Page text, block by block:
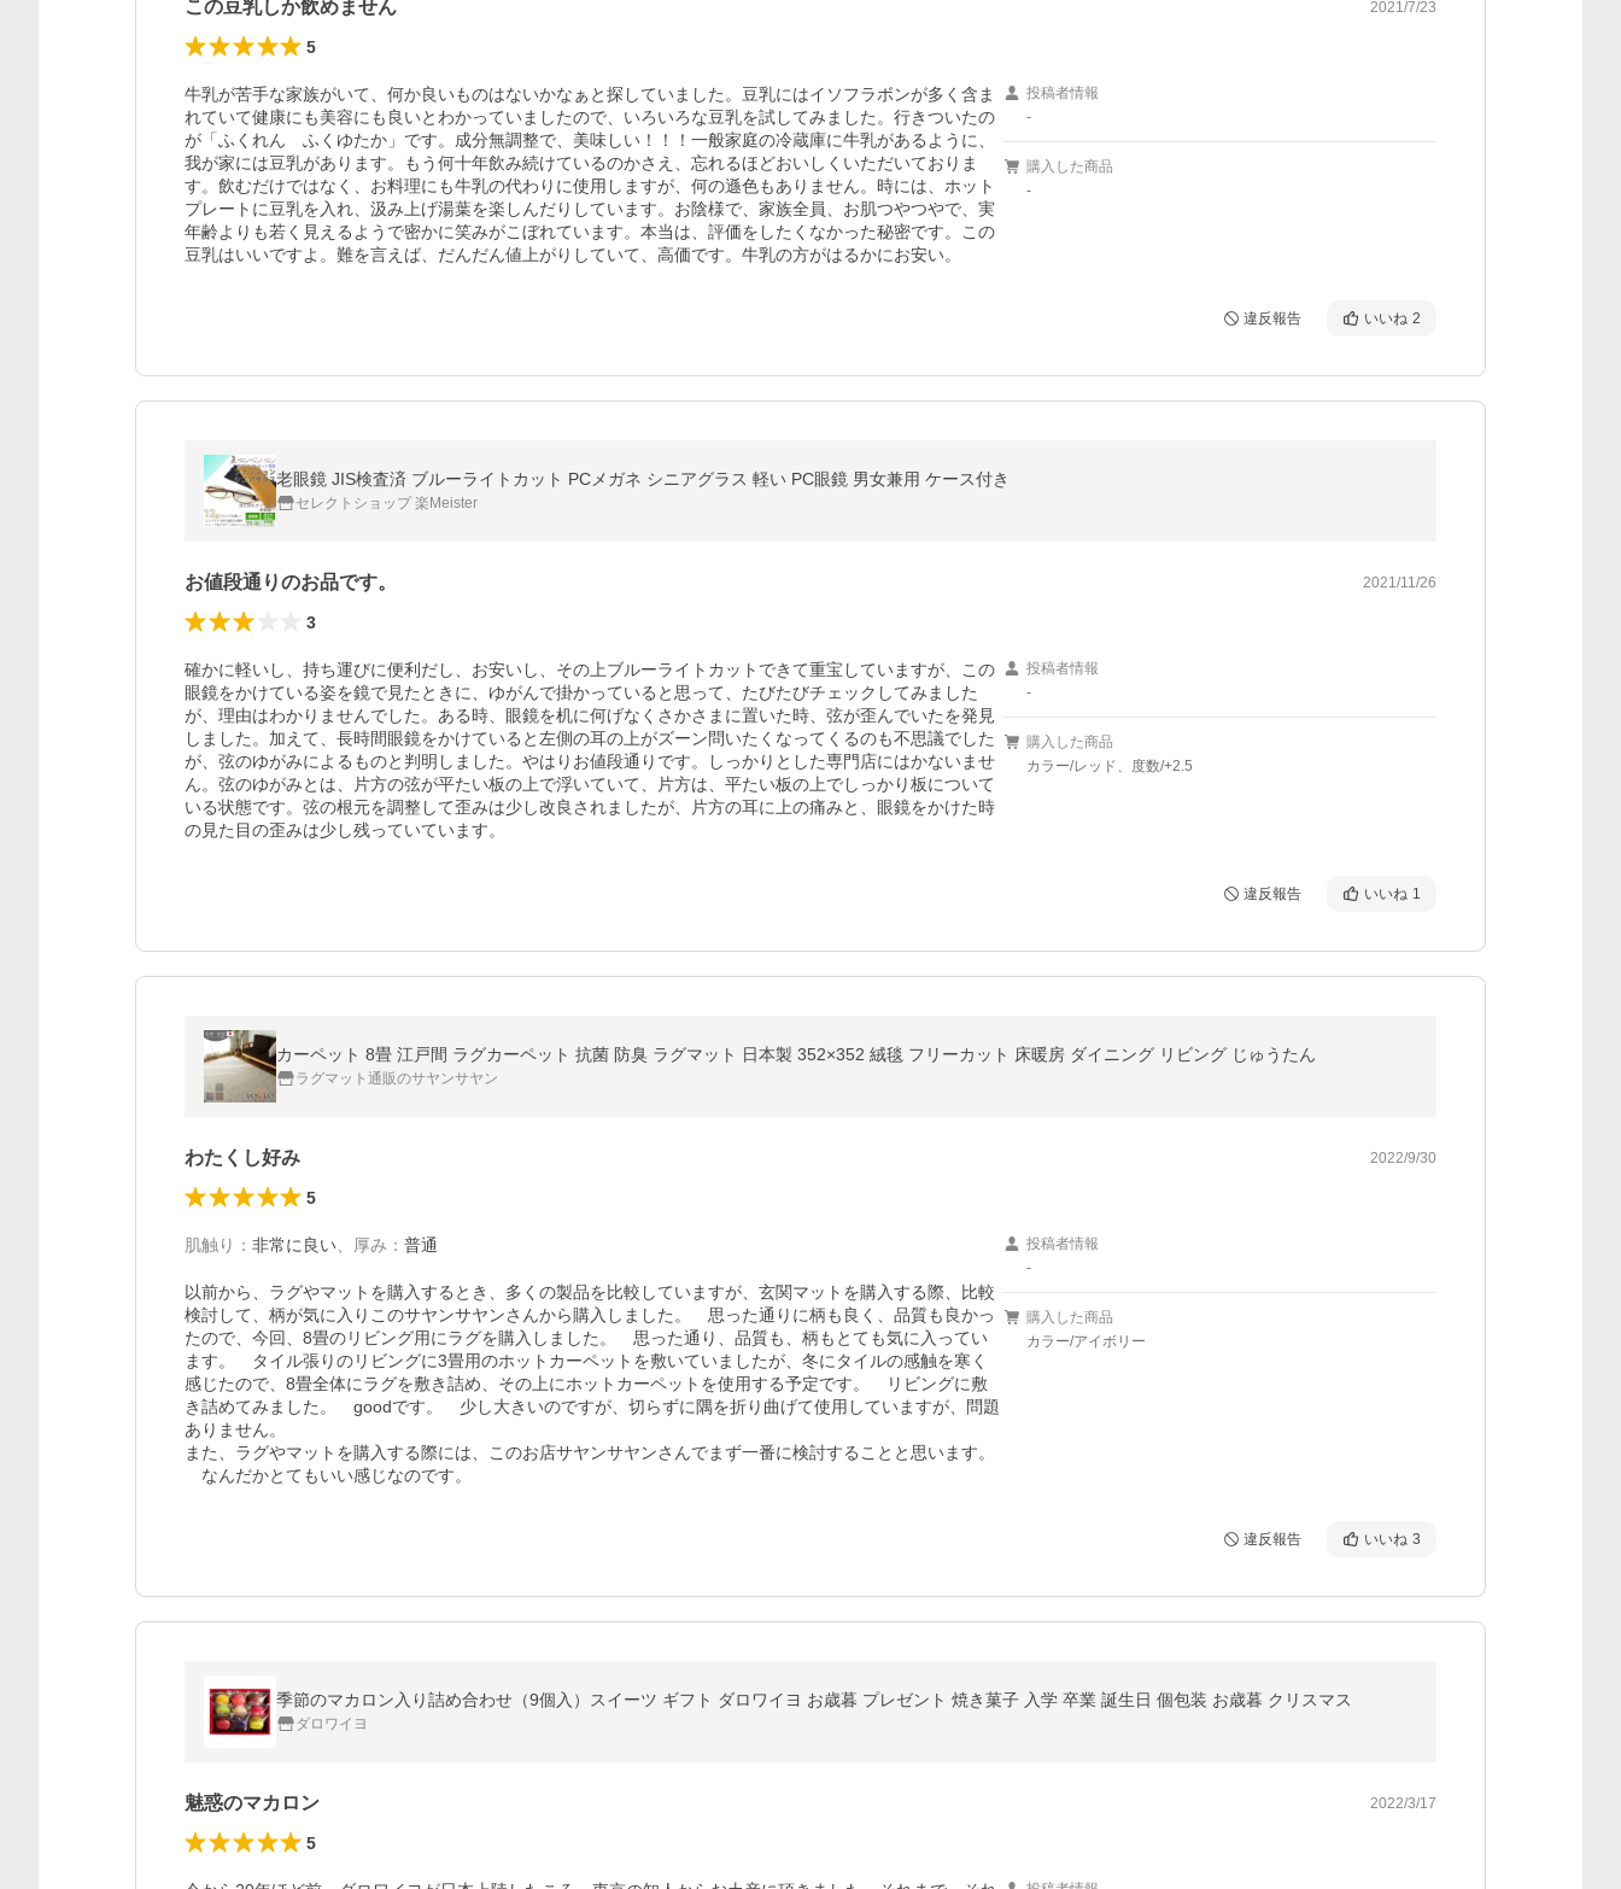
この豆乳しか飲めません 2021/7/23
5
牛乳が苦手な家族がいて、何か良いものはないかなぁと探していました。豆乳にはイソフラボンが多く含ま
れていて健康にも美容にも良いとわかっていましたので、いろいろな豆乳を試してみました。行きついたの
が「ふくれん　ふくゆたか」です。成分無調整で、美味しい！！！一般家庭の冷蔵庫に牛乳があるように、
我が家には豆乳があります。もう何十年飲み続けているのかさえ、忘れるほどおいしくいただいておりま
す。飲むだけではなく、お料理にも牛乳の代わりに使用しますが、何の遜色もありません。時には、ホット
プレートに豆乳を入れ、汲み上げ湯葉を楽しんだりしています。お陰様で、家族全員、お肌つやつやで、実
年齢よりも若く見えるようで密かに笑みがこぼれています。本当は、評価をしたくなかった秘密です。この
豆乳はいいですよ。難を言えば、だんだん値上がりしていて、高価です。牛乳の方がはるかにお安い。
投稿者情報
-
購入した商品
-
違反報告 いいね 2
老眼鏡 JIS検査済 ブルーライトカット PCメガネ シニアグラス 軽い PC眼鏡 男女兼用 ケース付き
セレクトショップ 楽Meister
お値段通りのお品です。 2021/11/26
3
確かに軽いし、持ち運びに便利だし、お安いし、その上ブルーライトカットできて重宝していますが、この
眼鏡をかけている姿を鏡で見たときに、ゆがんで掛かっていると思って、たびたびチェックしてみました
が、理由はわかりませんでした。ある時、眼鏡を机に何げなくさかさまに置いた時、弦が歪んでいたを発見
しました。加えて、長時間眼鏡をかけていると左側の耳の上がズーン問いたくなってくるのも不思議でした
が、弦のゆがみによるものと判明しました。やはりお値段通りです。しっかりとした専門店にはかないませ
ん。弦のゆがみとは、片方の弦が平たい板の上で浮いていて、片方は、平たい板の上でしっかり板について
いる状態です。弦の根元を調整して歪みは少し改良されましたが、片方の耳に上の痛みと、眼鏡をかけた時
の見た目の歪みは少し残っていています。
投稿者情報
-
購入した商品
カラー/レッド、度数/+2.5
違反報告 いいね 1
カーペット 8畳 江戸間 ラグカーペット 抗菌 防臭 ラグマット 日本製 352×352 絨毯 フリーカット 床暖房 ダイニング リビング じゅうたん
ラグマット通販のサヤンサヤン
わたくし好み 2022/9/30
5
肌触り ： 非常に良い 厚み ： 普通
以前から、ラグやマットを購入するとき、多くの製品を比較していますが、玄関マットを購入する際、比較
検討して、柄が気に入りこのサヤンサヤンさんから購入しました。　思った通りに柄も良く、品質も良かっ
たので、今回、8畳のリビング用にラグを購入しました。　思った通り、品質も、柄もとても気に入ってい
ます。　タイル張りのリビングに3畳用のホットカーペットを敷いていましたが、冬にタイルの感触を寒く
感じたので、8畳全体にラグを敷き詰め、その上にホットカーペットを使用する予定です。　リビングに敷
き詰めてみました。　goodです。　少し大きいのですが、切らずに隅を折り曲げて使用していますが、問題
ありません。
また、ラグやマットを購入する際には、このお店サヤンサヤンさんでまず一番に検討することと思います。
なんだかとてもいい感じなのです。
投稿者情報
-
購入した商品
カラー/アイボリー
違反報告 いいね 3
季節のマカロン入り詰め合わせ（9個入）スイーツ ギフト ダロワイヨ お歳暮 プレゼント 焼き菓子 入学 卒業 誕生日 個包装 お歳暮 クリスマス
ダロワイヨ
魅惑のマカロン 2022/3/17
5